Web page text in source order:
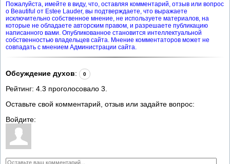
Пожалуйста, имейте в виду, что, оставляя комментарий, отзыв или вопрос
о Beautiful от Estee Lauder, вы подтверждаете, что выражаете
исключительно собственное мнение, не используете материалов, на
которые не обладаете авторским правом, и разрешаете публикацию
написанного вами. Опубликованное становится интеллектуальной
собственностью владельцев сайта. Мнение комментаторов может не
совпадать с мнением Администрации сайта.
Обсуждение духов: 0
Рейтинг: 4.3 проголосовало 3.
Оставьте свой комментарий, отзыв или задайте вопрос:
Войдите: